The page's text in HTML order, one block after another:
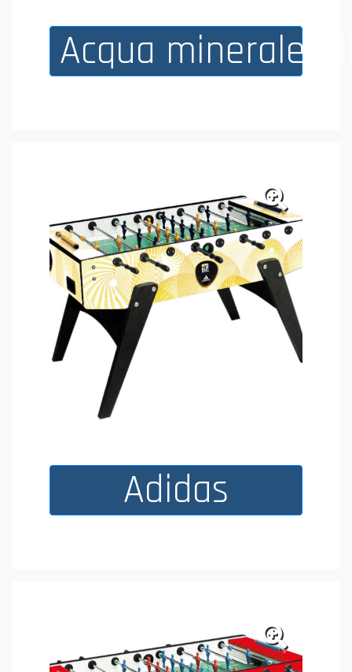
Acqua minerale
Adidas